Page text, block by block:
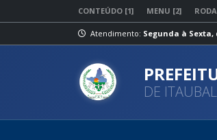
CONTEÚDO [1] MENU [2]
Atendimento: Segunda à Sexta,
DE ITAUBAL